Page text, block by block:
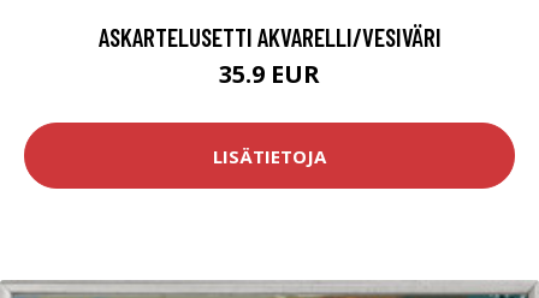
ASKARTELUSETTI AKVARELLI/VESIVÄRI
35.9 EUR
LISÄTIETOJA